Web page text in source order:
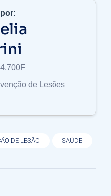
de Lesões
DE LESÃO SAÚDE